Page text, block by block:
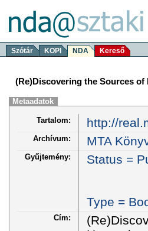
Szótár KOPI NDA Kereső
(Re)Discovering the Sources
Metaadatok
Tartalom: http://
Archívum: MTA
Gyűjtemény: Status =
Type =
Cím: